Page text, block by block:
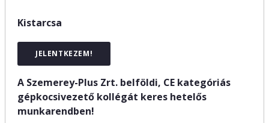
Kistarcsa
JELENTKEZEM!
A Szemerey-Plus Zrt. belföldi, CE kategóriás
gépkocsivezető kollégát keres hetelős
munkarendben!